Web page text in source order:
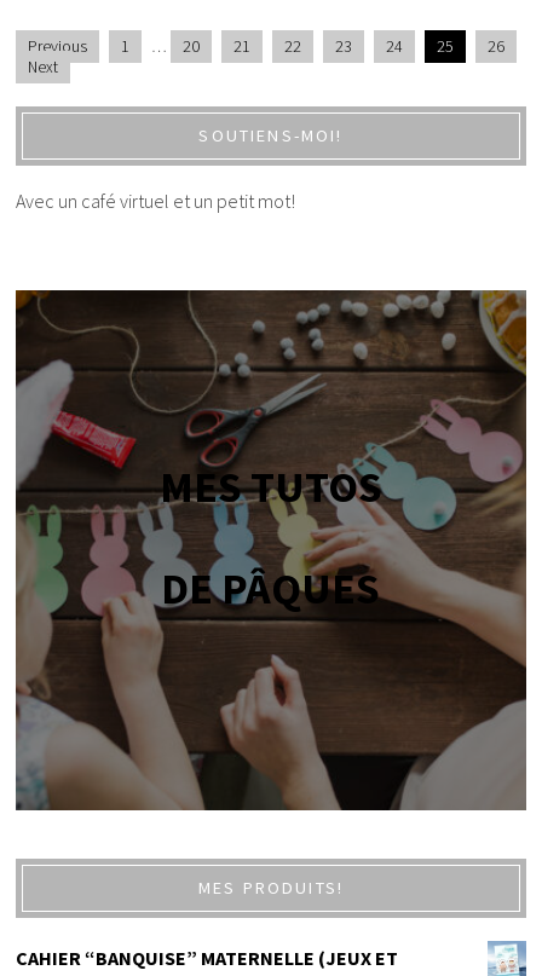
Previous 1 … 20 21 22 23 24 25
26
Next
SOUTIENS-MOI!
Avec un café virtuel et un petit mot!
MES TUTOS
DE PÂQUES
MES PRODUITS!
CAHIER “BANQUISE” MATERNELLE (JEUX ET